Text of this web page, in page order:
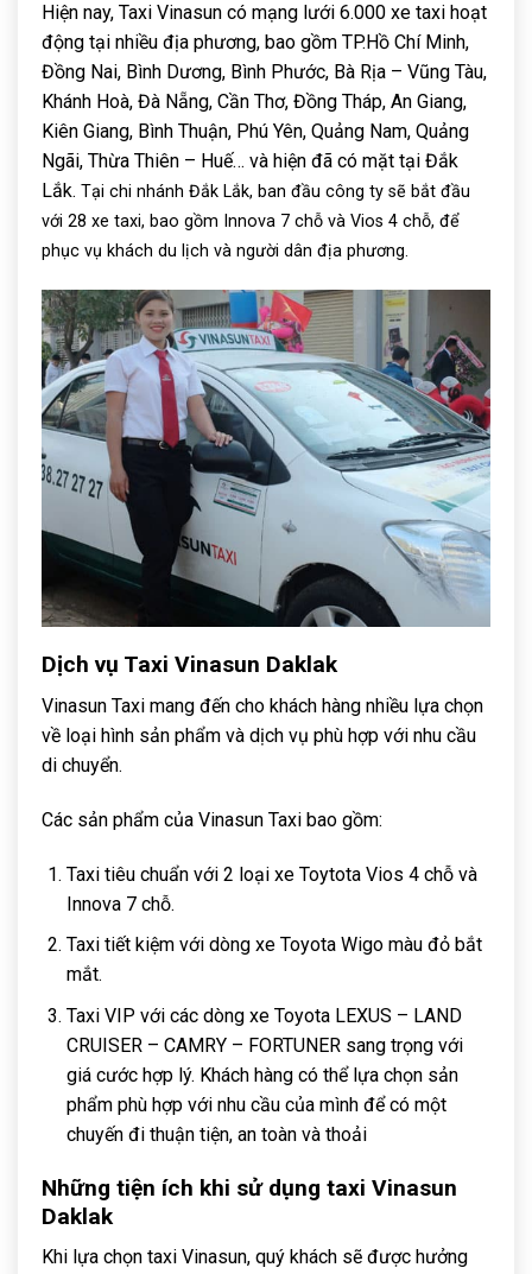
Hiện nay, Taxi Vinasun có mạng lưới 6.000 xe taxi hoạt
động tại nhiều địa phương, bao gồm TP.Hồ Chí Minh,
Đồng Nai, Bình Dương, Bình Phước, Bà Rịa – Vũng Tàu,
Khánh Hoà, Đà Nẵng, Cần Thơ, Đồng Tháp, An Giang,
Kiên Giang, Bình Thuận, Phú Yên, Quảng Nam, Quảng
Ngãi, Thừa Thiên – Huế… và hiện đã có mặt tại Đắk
Lắk. Tại chi nhánh Đắk Lắk, ban đầu công ty sẽ bắt đầu
với 28 xe taxi, bao gồm Innova 7 chỗ và Vios 4 chỗ, để
phục vụ khách du lịch và người dân địa phương.
Dịch vụ Taxi Vinasun Daklak
Vinasun Taxi mang đến cho khách hàng nhiều lựa chọn
về loại hình sản phẩm và dịch vụ phù hợp với nhu cầu
di chuyển.
Các sản phẩm của Vinasun Taxi bao gồm:
Taxi tiêu chuẩn với 2 loại xe Toytota Vios 4 chỗ và
Innova 7 chỗ.
Taxi tiết kiệm với dòng xe Toyota Wigo màu đỏ bắt
mắt.
Taxi VIP với các dòng xe Toyota LEXUS – LAND
CRUISER – CAMRY – FORTUNER sang trọng với
giá cước hợp lý. Khách hàng có thể lựa chọn sản
phẩm phù hợp với nhu cầu của mình để có một
chuyến đi thuận tiện, an toàn và thoải
Những tiện ích khi sử dụng taxi Vinasun
Daklak
Khi lựa chọn taxi Vinasun, quý khách sẽ được hưởng